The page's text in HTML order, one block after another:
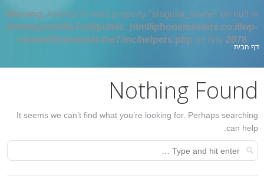
Warning: Attempt to read property "singular_name" on null in
/home/yrase9lu7ry8/public_html/iphonemasters.co.il/wp-
content/themes/dt-the7/inc/helpers.php on line 2078
אתה כאן:
דף הבית
Nothing Found
It seems we can’t find what you’re looking for. Perhaps searching
can help.